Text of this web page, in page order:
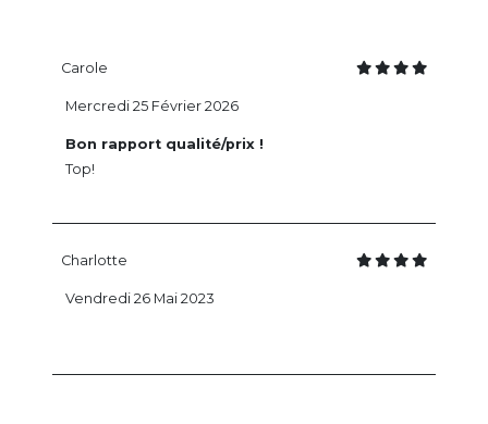
Carole
Bon rapport qualité/prix !
Top!
Mercredi 25 Février 2026
Charlotte
Vendredi 26 Mai 2023